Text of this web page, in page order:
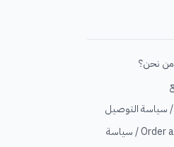
Order and return policy / سياسة